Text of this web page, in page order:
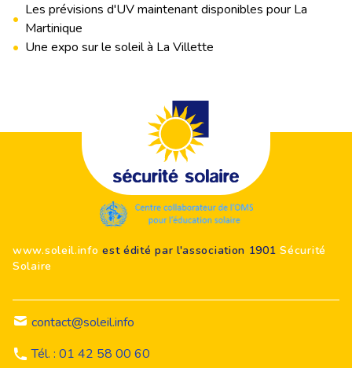
•
Les prévisions d'UV maintenant disponibles pour La
Martinique
• Une expo sur le soleil à La Villette
www.soleil.info est édité par l'association 1901Sécurité
Solaire
contact@soleil.info
Tél. : 01 42 58 00 60